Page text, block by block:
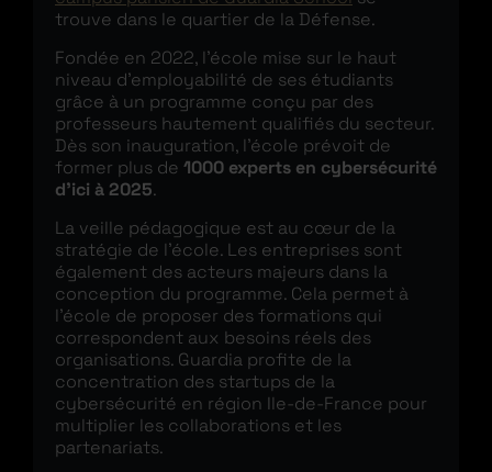
trouve dans le quartier de la Défense.
Fondée en 2022, l’école mise sur le haut
niveau d’employabilité de ses étudiants
grâce à un programme conçu par des
professeurs hautement qualifiés du secteur.
Dès son inauguration, l’école prévoit de
former plus de 1000 experts en cybersécurité
d’ici à 2025.
La veille pédagogique est au cœur de la
stratégie de l’école. Les entreprises sont
également des acteurs majeurs dans la
conception du programme. Cela permet à
l’école de proposer des formations qui
correspondent aux besoins réels des
organisations. Guardia profite de la
concentration des startups de la
cybersécurité en région Ile-de-France pour
multiplier les collaborations et les
partenariats.